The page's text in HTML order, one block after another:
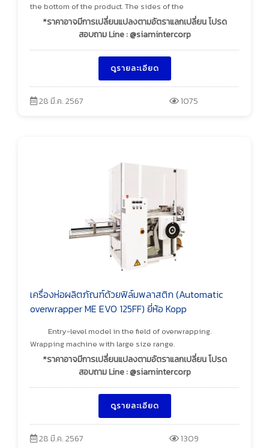
the bottom of the product. The sides of the
*ราคาอาจมีการเปลี่ยนแปลงตามอัตราแลกเปลี่ยน โปรด
สอบถาม Line : @siamintercorp
ดูรายละเอียด
28 มี.ค. 2567 1075
เครื่องห่อผลิตภัณฑ์ด้วยฟิล์มพลาสติก (Automatic
overwrapper ME EVO 125FF) ยี่ห้อ Kopp
Entry-level model in the field of overwrapping.
Wrapping machine with large size range.
*ราคาอาจมีการเปลี่ยนแปลงตามอัตราแลกเปลี่ยน โปรด
สอบถาม Line : @siamintercorp
ดูรายละเอียด
28 มี.ค. 2567 1309